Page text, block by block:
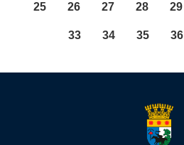
25 26 27 28 29
33 34 35 36